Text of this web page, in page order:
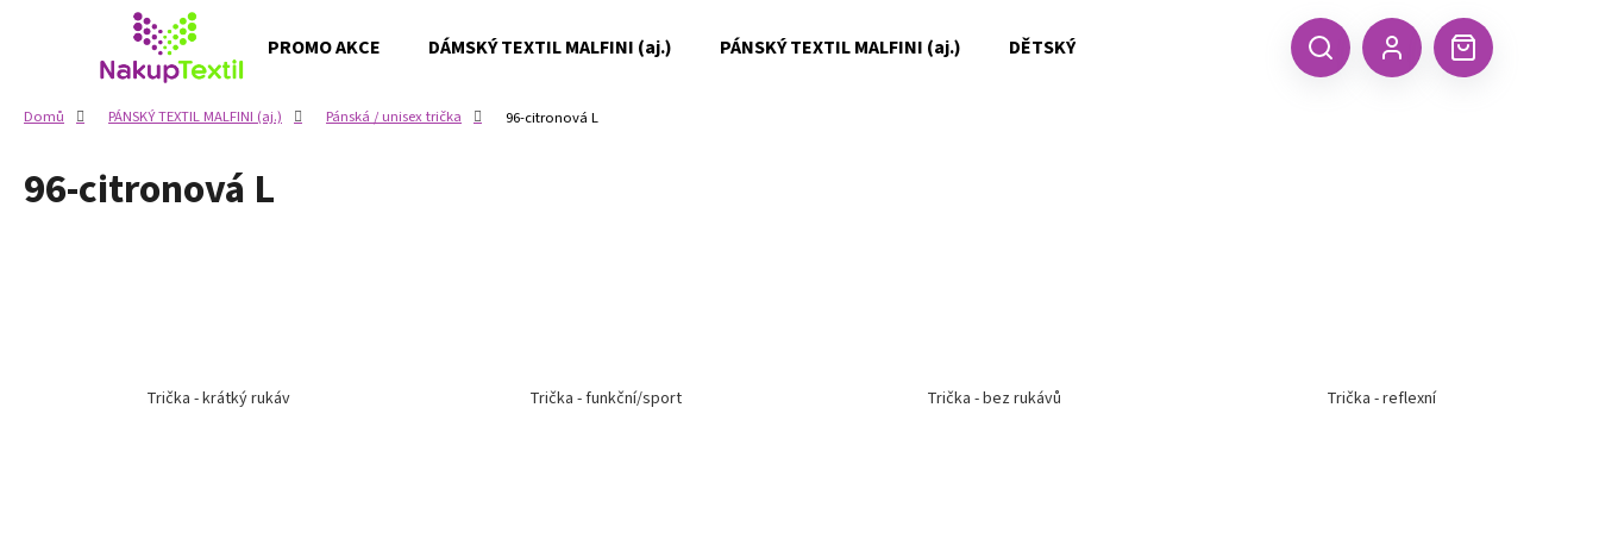
PROMO AKCE DÁMSKÝ TEXTIL MALFINI (aj.) PÁNSKÝ TEXTIL MALFINI (aj.) DĚTSKÝ TEXTIL MALFINI (aj.) ČEPICE, KŠILTOVKY, ŠÁTKY A
Hledat Nákupní
Domů PÁNSKÝ TEXTIL MALFINI (aj.) Pánská / unisex trička 96-citronová L
96-citronová L
Trička - krátký rukáv Trička - funkční/sport Trička - bez rukávů Trička - reflexní
Zpět
obchodu
Zpět
obchodu
Co potřebujete najít?